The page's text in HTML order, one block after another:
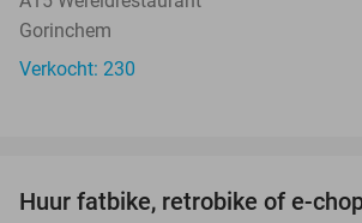
Gorinchem
Verkocht: 230
Huur fatbike, retrobike of e-